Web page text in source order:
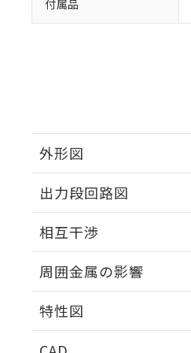
付属品
外形図
出力段回路図
相互干渉
周囲金属の影響
特性図